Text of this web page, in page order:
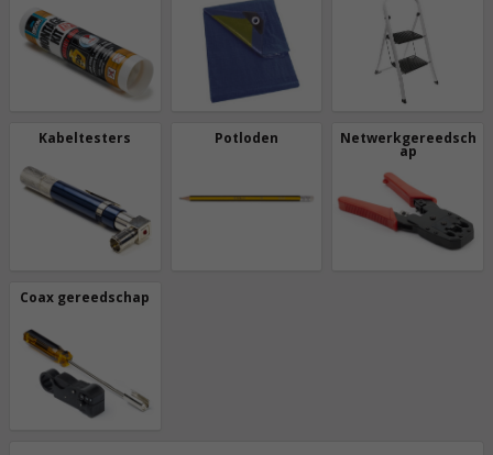
Kabeltesters Potloden Netwerkgereedsch
ap
Coax gereedschap